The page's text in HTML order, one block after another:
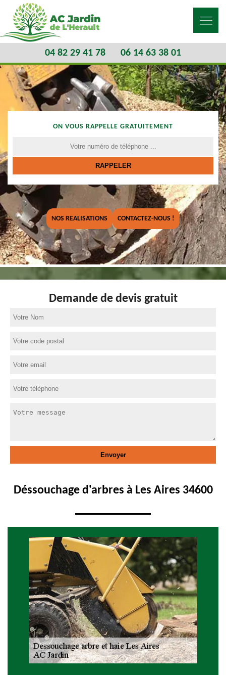
04 82 29 41 78 06 14 63 38 01
ON VOUS RAPPELLE GRATUITEMENT
NOS REALISATIONS CONTACTEZ-NOUS !
Demande de devis gratuit
Déssouchage d'arbres à Les Aires 34600